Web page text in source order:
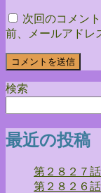
次回のコメン
前、メールアドレ
検索
最近の投稿
第２８２７
第２８２６